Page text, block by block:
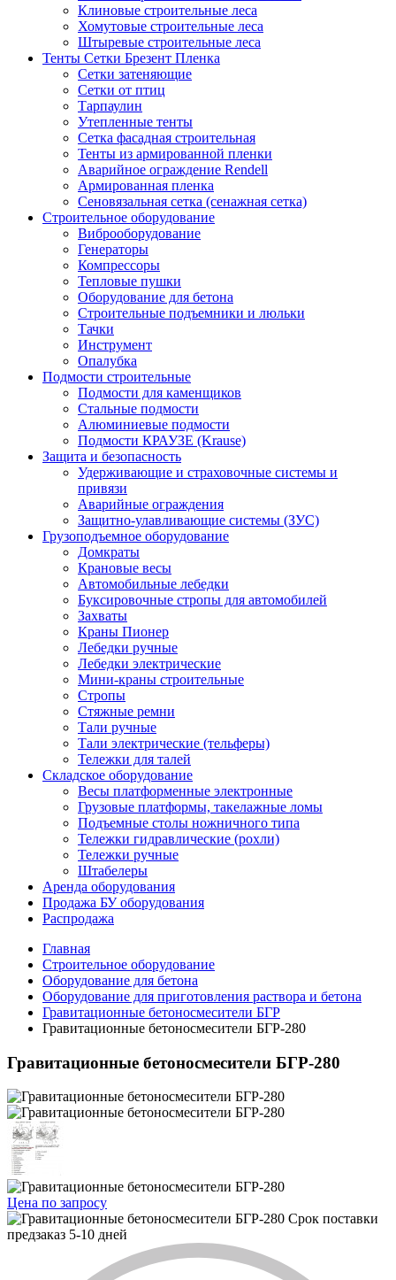
Клиновые строительные леса
Хомутовые строительные леса
Штыревые строительные леса
Тенты Сетки Брезент Пленка
Сетки затеняющие
Сетки от птиц
Тарпаулин
Утепленные тенты
Сетка фасадная строительная
Тенты из армированной пленки
Аварийное ограждение Rendell
Армированная пленка
Сеновязальная сетка (сенажная сетка)
Строительное оборудование
Виброоборудование
Генераторы
Компрессоры
Тепловые пушки
Оборудование для бетона
Строительные подъемники и люльки
Тачки
Инструмент
Опалубка
Подмости строительные
Подмости для каменщиков
Стальные подмости
Алюминиевые подмости
Подмости КРАУЗЕ (Krause)
Защита и безопасность
Удерживающие и страховочные системы и
привязи
Аварийные ограждения
Защитно-улавливающие системы (ЗУС)
Грузоподъемное оборудование
Домкраты
Крановые весы
Автомобильные лебедки
Буксировочные стропы для автомобилей
Захваты
Краны Пионер
Лебедки ручные
Лебедки электрические
Мини-краны строительные
Стропы
Стяжные ремни
Тали ручные
Тали электрические (тельферы)
Тележки для талей
Складское оборудование
Весы платформенные электронные
Грузовые платформы, такелажные ломы
Подъемные столы ножничного типа
Тележки гидравлические (рохли)
Тележки ручные
Штабелеры
Аренда оборудования
Продажа БУ оборудования
Распродажа
Главная
Строительное оборудование
Оборудование для бетона
Оборудование для приготовления раствора и бетона
Гравитационные бетоносмесители БГР
Гравитационные бетоносмесители БГР-280
Гравитационные бетоносмесители БГР-280
Цена по запросу
Срок поставки
предзаказ 5-10 дней